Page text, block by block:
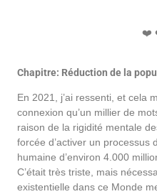
❤️
Chapitre: Réduction de la
En 2021, j’ai ressenti, et cela
connexion qu’un millier de
raison de la rigidité mentale
forcée d’activer un processus
humaine d’environ 4.000
C’était très triste, mais
existentielle dans ce Monde